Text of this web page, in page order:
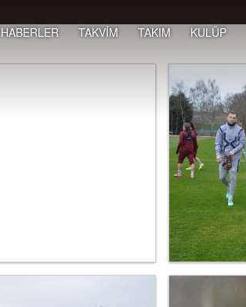
HABERLER TAKVİM TAKIM KULÜP